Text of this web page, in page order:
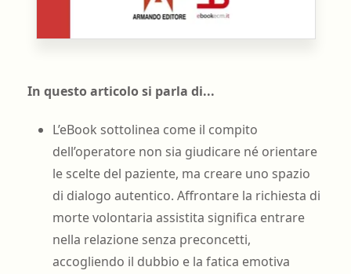
In questo articolo si parla di...
L’eBook sottolinea come il compito
dell’operatore non sia giudicare né orientare
le scelte del paziente, ma creare uno spazio
di dialogo autentico. Affrontare la richiesta di
morte volontaria assistita significa entrare
nella relazione senza preconcetti,
accogliendo il dubbio e la fatica emotiva